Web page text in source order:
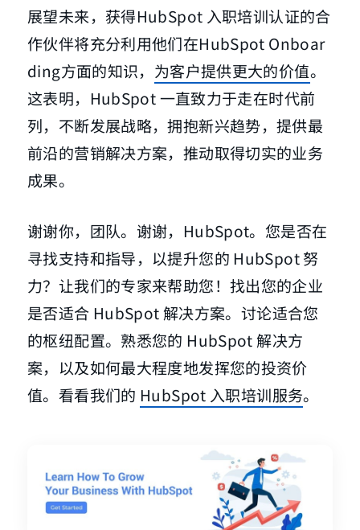
展望未来，获得HubSpot 入职培训认证的合
作伙伴将充分利用他们在HubSpot Onboar
ding方面的知识， 为客户提供更大的价值。
这表明，HubSpot 一直致力于走在时代前
列，不断发展战略，拥抱新兴趋势，提供最
前沿的营销解决方案，推动取得切实的业务
成果。
谢谢你，团队。谢谢，HubSpot。您是否在
寻找支持和指导，以提升您的 HubSpot 努
力？让我们的专家来帮助您！找出您的企业
是否适合 HubSpot 解决方案。讨论适合您
的枢纽配置。熟悉您的 HubSpot 解决方
案，以及如何最大程度地发挥您的投资价
值。看看我们的 HubSpot 入职培训服务。